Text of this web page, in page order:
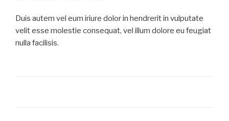
Duis autem vel eum iriure dolor in hendrerit in vulputate
velit esse molestie consequat, vel illum dolore eu feugiat
nulla facilisis.